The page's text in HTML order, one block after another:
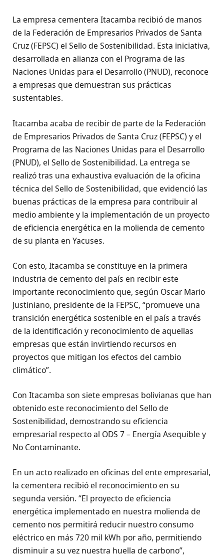
La empresa cementera Itacamba recibió de manos
de la Federación de Empresarios Privados de Santa
Cruz (FEPSC) el Sello de Sostenibilidad. Esta iniciativa,
desarrollada en alianza con el Programa de las
Naciones Unidas para el Desarrollo (PNUD), reconoce
a empresas que demuestran sus prácticas
sustentables.
Itacamba acaba de recibir de parte de la Federación
de Empresarios Privados de Santa Cruz (FEPSC) y el
Programa de las Naciones Unidas para el Desarrollo
(PNUD), el Sello de Sostenibilidad. La entrega se
realizó tras una exhaustiva evaluación de la oficina
técnica del Sello de Sostenibilidad, que evidenció las
buenas prácticas de la empresa para contribuir al
medio ambiente y la implementación de un proyecto
de eficiencia energética en la molienda de cemento
de su planta en Yacuses.
Con esto, Itacamba se constituye en la primera
industria de cemento del país en recibir este
importante reconocimiento que, según Oscar Mario
Justiniano, presidente de la FEPSC, “promueve una
transición energética sostenible en el país a través
de la identificación y reconocimiento de aquellas
empresas que están invirtiendo recursos en
proyectos que mitigan los efectos del cambio
climático”.
Con Itacamba son siete empresas bolivianas que han
obtenido este reconocimiento del Sello de
Sostenibilidad, demostrando su eficiencia
empresarial respecto al ODS 7 – Energía Asequible y
No Contaminante.
En un acto realizado en oficinas del ente empresarial,
la cementera recibió el reconocimiento en su
segunda versión. “El proyecto de eficiencia
energética implementado en nuestra molienda de
cemento nos permitirá reducir nuestro consumo
eléctrico en más 720 mil kWh por año, permitiendo
disminuir a su vez nuestra huella de carbono”,